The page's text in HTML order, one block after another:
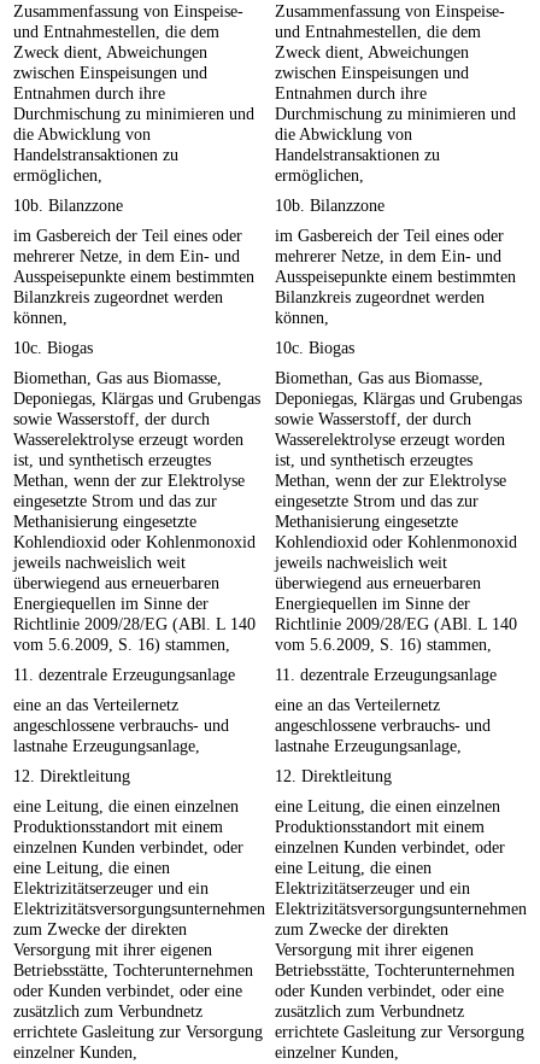
Zusammenfassung von Einspeise-
und Entnahmestellen, die dem
Zweck dient, Abweichungen
zwischen Einspeisungen und
Entnahmen durch ihre
Durchmischung zu minimieren und
die Abwicklung von
Handelstransaktionen zu
ermöglichen,
Zusammenfassung von Einspeise-
und Entnahmestellen, die dem
Zweck dient, Abweichungen
zwischen Einspeisungen und
Entnahmen durch ihre
Durchmischung zu minimieren und
die Abwicklung von
Handelstransaktionen zu
ermöglichen,
10b. Bilanzzone
10b. Bilanzzone
im Gasbereich der Teil eines oder
mehrerer Netze, in dem Ein- und
Ausspeisepunkte einem bestimmten
Bilanzkreis zugeordnet werden
können,
im Gasbereich der Teil eines oder
mehrerer Netze, in dem Ein- und
Ausspeisepunkte einem bestimmten
Bilanzkreis zugeordnet werden
können,
10c. Biogas
10c. Biogas
Biomethan, Gas aus Biomasse,
Deponiegas, Klärgas und Grubengas
sowie Wasserstoff, der durch
Wasserelektrolyse erzeugt worden
ist, und synthetisch erzeugtes
Methan, wenn der zur Elektrolyse
eingesetzte Strom und das zur
Methanisierung eingesetzte
Kohlendioxid oder Kohlenmonoxid
jeweils nachweislich weit
überwiegend aus erneuerbaren
Energiequellen im Sinne der
Richtlinie 2009/28/EG (ABl. L 140
vom 5.6.2009, S. 16) stammen,
Biomethan, Gas aus Biomasse,
Deponiegas, Klärgas und Grubengas
sowie Wasserstoff, der durch
Wasserelektrolyse erzeugt worden
ist, und synthetisch erzeugtes
Methan, wenn der zur Elektrolyse
eingesetzte Strom und das zur
Methanisierung eingesetzte
Kohlendioxid oder Kohlenmonoxid
jeweils nachweislich weit
überwiegend aus erneuerbaren
Energiequellen im Sinne der
Richtlinie 2009/28/EG (ABl. L 140
vom 5.6.2009, S. 16) stammen,
11. dezentrale Erzeugungsanlage
11. dezentrale Erzeugungsanlage
eine an das Verteilernetz
angeschlossene verbrauchs- und
lastnahe Erzeugungsanlage,
eine an das Verteilernetz
angeschlossene verbrauchs- und
lastnahe Erzeugungsanlage,
12. Direktleitung
12. Direktleitung
eine Leitung, die einen einzelnen
Produktionsstandort mit einem
einzelnen Kunden verbindet, oder
eine Leitung, die einen
Elektrizitätserzeuger und ein
Elektrizitätsversorgungsunternehmen
zum Zwecke der direkten
Versorgung mit ihrer eigenen
Betriebsstätte, Tochterunternehmen
oder Kunden verbindet, oder eine
zusätzlich zum Verbundnetz
errichtete Gasleitung zur Versorgung
einzelner Kunden,
eine Leitung, die einen einzelnen
Produktionsstandort mit einem
einzelnen Kunden verbindet, oder
eine Leitung, die einen
Elektrizitätserzeuger und ein
Elektrizitätsversorgungsunternehmen
zum Zwecke der direkten
Versorgung mit ihrer eigenen
Betriebsstätte, Tochterunternehmen
oder Kunden verbindet, oder eine
zusätzlich zum Verbundnetz
errichtete Gasleitung zur Versorgung
einzelner Kunden,